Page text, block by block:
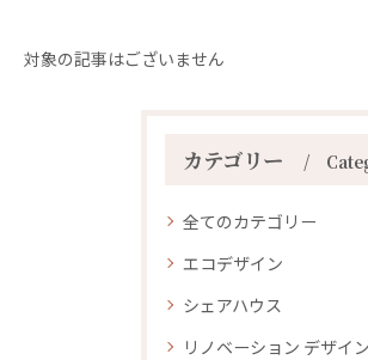
対象の記事はございません
カテゴリー
全てのカテゴリー
エコデザイン
シェアハウス
リノベーション デザイン